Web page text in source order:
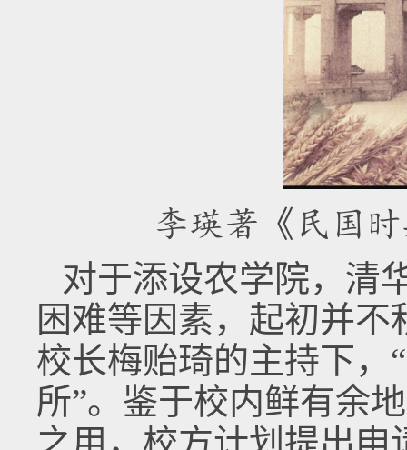
李瑛著《民国
对于添设农学院，清
困难等因素，起初并
校长梅贻琦的主持下，
所”。鉴于校内鲜有余